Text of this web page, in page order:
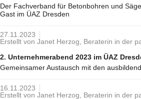
Der Fachverband für Betonbohren und
Gast im ÜAZ Dresden
27.11.2023
Erstellt von Janet Herzog, Beraterin in der
2. Unternehmerabend 2023 im ÜAZ
Gemeinsamer Austausch mit den
16.11.2023
Erstellt von Janet Herzog, Beraterin in der